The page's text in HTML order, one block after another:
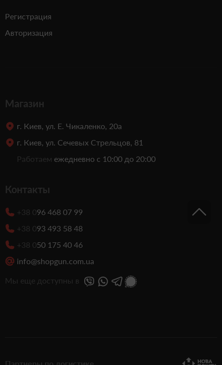
Регистрация
Авторизация
Магазин
г. Киев, ул. Е. Чикаленко, 20а
г. Киев, ул. Сечевых Стрельцов, 81
Работаем ежедневно с 10:00 до 20:00
Контакты
+38 096 468 07 99
+38 093 493 58 48
+38 050 175 40 46
info@shopgun.com.ua
Мы еще доступны в